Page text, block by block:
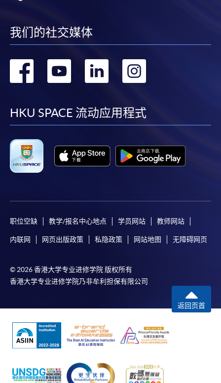
我们的社交媒体
转
facebook
转
youtube
转
linkedin
HKU SPACE 流动应用程式
职位空缺 教学/报名中心地点 学员网站 教师网站
内联网 网页出版政策 私隐政策 网站地图 无障碍网页
© 2026 香港大学专业进修学院 版权所有
香港大学专业进修学院乃非牟利担保有限公司
返回页首